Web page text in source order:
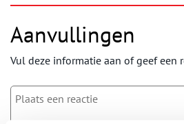
Aanvullingen
Vul deze informatie aan of geef een